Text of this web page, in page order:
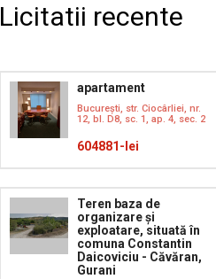
Licitatii recente
apartament
București, str. Ciocârliei, nr.
12, bl. D8, sc. 1, ap. 4, sec. 2
604881-lei
Teren baza de
organizare și
exploatare, situată în
comuna Constantin
Daicoviciu - Căvăran,
Gurani